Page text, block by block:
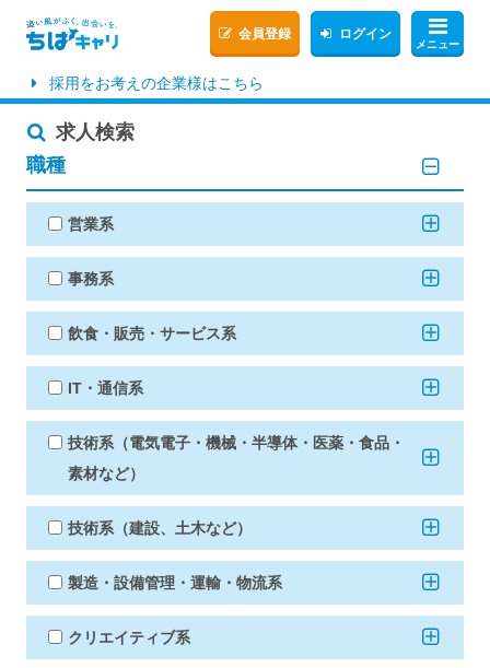
メニュー
会員登録 ログイン
採用をお考えの企業様はこちら
求人検索
職種
営業系
事務系
飲食・販売・サービス系
IT・通信系
技術系（電気電子・機械・半導体・医薬・食品・
素材など）
技術系（建設、土木など）
製造・設備管理・運輸・物流系
クリエイティブ系